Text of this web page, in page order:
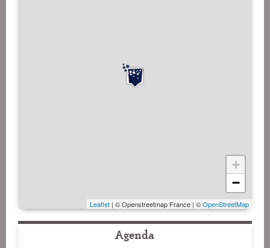
+
−
Leaflet | © Openstreetmap France | ©OpenStreetMap
Agenda